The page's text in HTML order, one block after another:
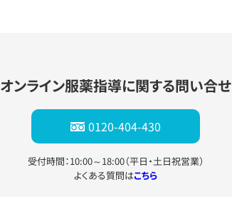
オンライン服薬指導に関する問い合せ
0120-404-430
受付時間：10:00～18:00（平日・土日祝営業）
よくある質問はこちら